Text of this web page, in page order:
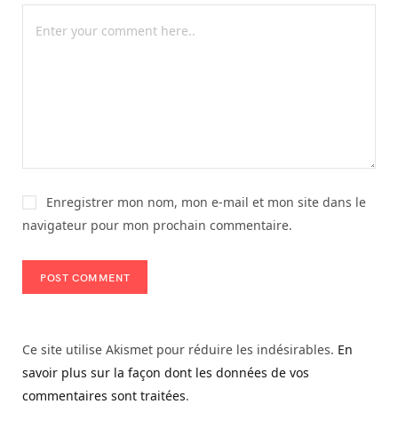
Enregistrer mon nom, mon e-mail et mon site dans le
navigateur pour mon prochain commentaire.
Ce site utilise Akismet pour réduire les indésirables. En
savoir plus sur la façon dont les données de vos
commentaires sont traitées.